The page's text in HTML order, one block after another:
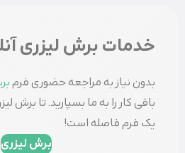
خدمات برش لیزری
بدون نیاز به مراجعه حضوری فرم
باقی کار را به ما بسپارید. تا برش
یک فرم فاصله است!
برش لیزری